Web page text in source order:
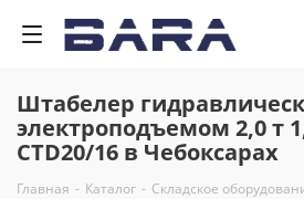
Штабелер
электроподъемом 2,0 т
CTD20/16 в Чебоксарах
Главная - Каталог - Складское